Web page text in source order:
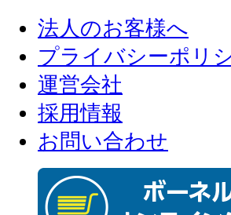
法人のお客様へ
プライバシーポリ
運営会社
採用情報
お問い合わせ